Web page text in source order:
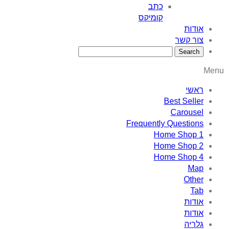
כתב
קומיקס
אודות
צור קשר
Menu
ראשי
Best Seller
Carousel
Frequently Questions
Home Shop 1
Home Shop 2
Home Shop 4
Map
Other
Tab
אודות
אודות
גלריה